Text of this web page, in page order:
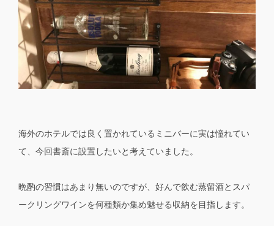
海外のホテルでは良く置かれているミニバーに実は憧れてい
て、今回書斎に設置したいと考えていました。
晩酌の習慣はあまり無いのですが、好んで飲む蒸留酒とスパ
ークリングワインを何種類か集め魅せる収納を目指します。